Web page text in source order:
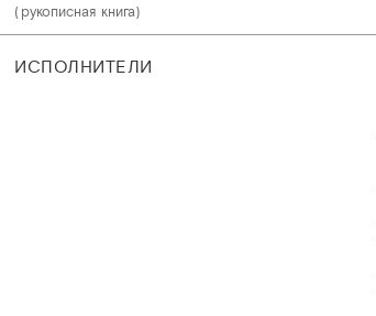
(рукописная книга)
ИСПОЛНИТЕЛИ